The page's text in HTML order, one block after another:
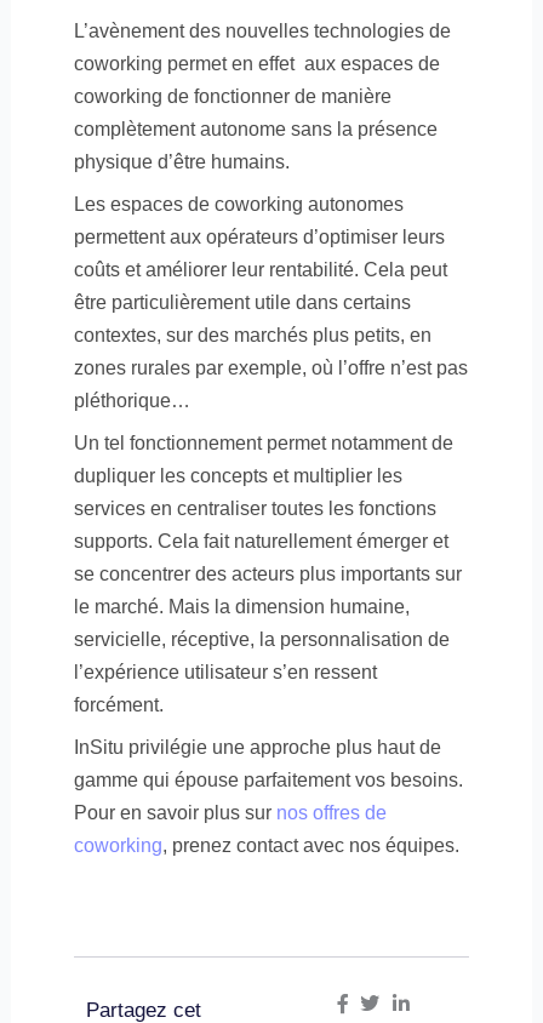
L’avènement des nouvelles technologies de
coworking permet en effet aux espaces de
coworking de fonctionner de manière
complètement autonome sans la présence
physique d’être humains.
Les espaces de coworking autonomes
permettent aux opérateurs d’optimiser leurs
coûts et améliorer leur rentabilité. Cela peut
être particulièrement utile dans certains
contextes, sur des marchés plus petits, en
zones rurales par exemple, où l’offre n’est pas
pléthorique…
Un tel fonctionnement permet notamment de
dupliquer les concepts et multiplier les
services en centraliser toutes les fonctions
supports. Cela fait naturellement émerger et
se concentrer des acteurs plus importants sur
le marché. Mais la dimension humaine,
servicielle, réceptive, la personnalisation de
l’expérience utilisateur s’en ressent
forcément.
InSitu privilégie une approche plus haut de
gamme qui épouse parfaitement vos besoins.
Pour en savoir plus sur nos offres de
coworking, prenez contact avec nos équipes.
Partagez cet